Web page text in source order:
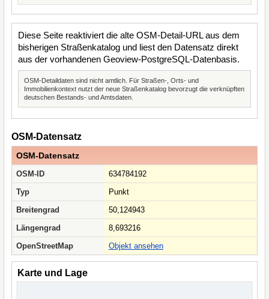
Diese Seite reaktiviert die alte OSM-Detail-URL aus dem
bisherigen Straßenkatalog und liest den Datensatz direkt
aus der vorhandenen Geoview-PostgreSQL-Datenbasis.
OSM-Detaildaten sind nicht amtlich. Für Straßen-, Orts- und
Immobilienkontext nutzt der neue Straßenkatalog bevorzugt die verknüpften
deutschen Bestands- und Amtsdaten.
OSM-Datensatz
OSM-Datensatz
OSM-ID
634784192
Typ
Punkt
Breitengrad
50,124943
Längengrad
8,693216
OpenStreetMap
Objekt ansehen
Karte und Lage